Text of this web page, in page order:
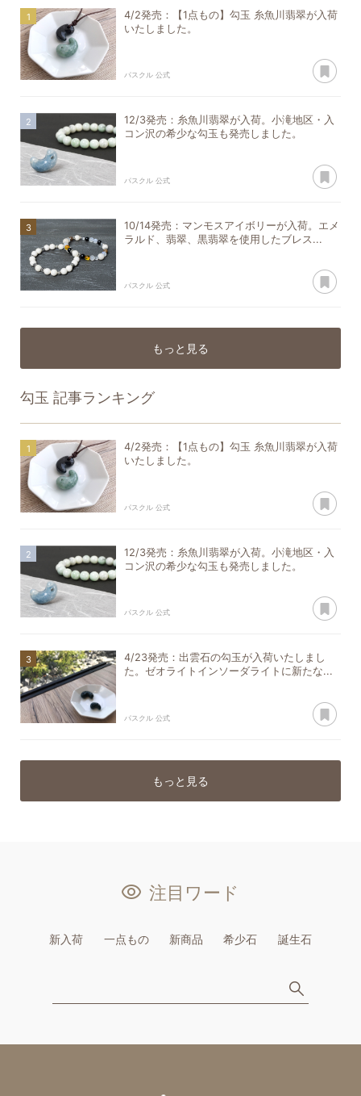
4/2発売：【1点もの】勾玉 糸魚川翡翠が入荷
いたしました。
パスクル 公式
12/3発売：糸魚川翡翠が入荷。小滝地区・入
コン沢の希少な勾玉も発売しました。
パスクル 公式
10/14発売：マンモスアイボリーが入荷。エメ
ラルド、翡翠、黒翡翠を使用したブレス...
パスクル 公式
もっと見る
勾玉 記事ランキング
4/2発売：【1点もの】勾玉 糸魚川翡翠が入荷
いたしました。
パスクル 公式
12/3発売：糸魚川翡翠が入荷。小滝地区・入
コン沢の希少な勾玉も発売しました。
パスクル 公式
4/23発売：出雲石の勾玉が入荷いたしまし
た。ゼオライトインソーダライトに新たな...
パスクル 公式
もっと見る
注目ワード
新入荷 一点もの 新商品 希少石 誕生石